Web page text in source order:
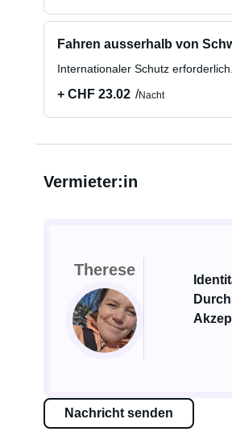
Fahren ausserhalb von
Internationaler Schutz erforderlich.
+ CHF 23.02 Nacht
Vermieter:in
Therese
Nachricht senden